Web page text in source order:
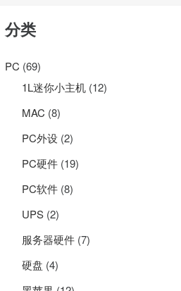
分类
PC (69)
1L迷你小主机 (12)
MAC (8)
PC外设 (2)
PC硬件 (19)
PC软件 (8)
UPS (2)
服务器硬件 (7)
硬盘 (4)